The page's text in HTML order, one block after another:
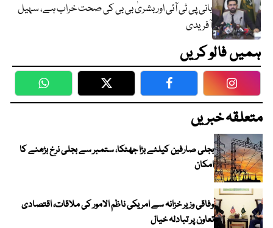
بانی پی ٹی آئی اور بشریٰ بی بی کی صحت خراب ہے، سہیل
آفریدی
ہمیں فالو کریں
WhatsApp Twitter Facebook
متعلقہ خبریں
بجلی صارفین کیلئے بڑا جھٹکا، ستمبر سے بجلی نرخ بڑھنے کا
امکان
وفاقی وزیر خزانہ سے امریکی ناظم الامور کی ملاقات، اقتصادی
تعاون پر تبادلہ خیال